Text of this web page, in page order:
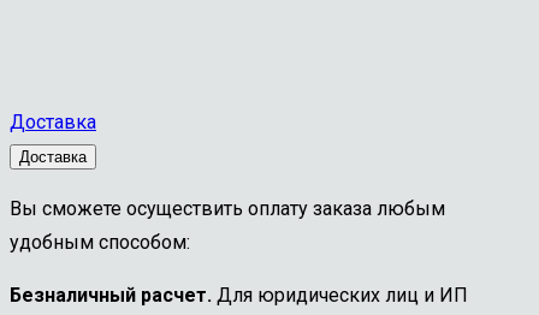
Доставка
Доставка
Вы сможете осуществить оплату заказа любым
удобным способом:
Безналичный расчет. Для юридических лиц и ИП